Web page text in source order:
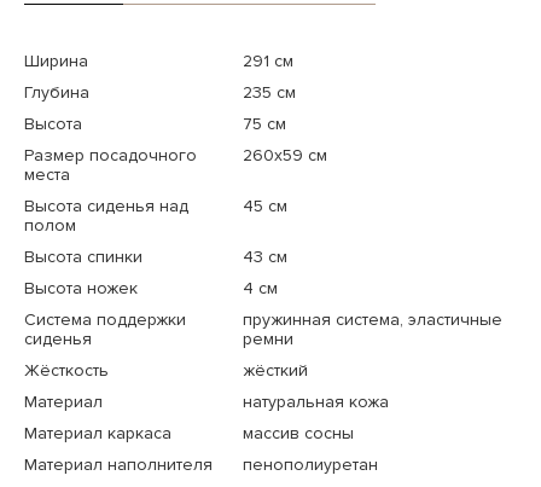
Ширина
291 см
Глубина
235 см
Высота
75 см
Размер посадочного
места
260x59 см
Высота сиденья над
полом
45 см
Высота спинки
43 см
Высота ножек
4 см
Система поддержки
сиденья
пружинная система, эластичные
ремни
Жёсткость
жёсткий
Материал
натуральная кожа
Материал каркаса
массив сосны
Материал наполнителя
пенополиуретан